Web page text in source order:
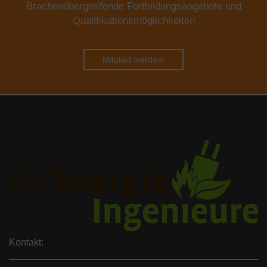
Brachenübergreifende Fortbildungsangebote und
Qualifikationsmöglichkeiten
Mitglied werden!
Kontakt: